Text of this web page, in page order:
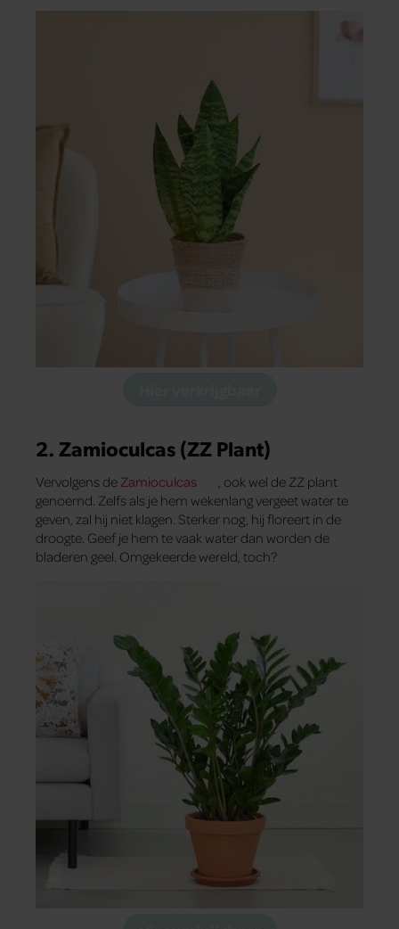
2. Zamioculcas (ZZ Plant)
Vervolgens de Zamioculcas
, ook wel de ZZ plant
genoemd. Zelfs als je hem wekenlang vergeet water te
geven, zal hij niet klagen. Sterker nog, hij floreert in de
droogte. Geef je hem te vaak water dan worden de
bladeren geel. Omgekeerde wereld, toch?